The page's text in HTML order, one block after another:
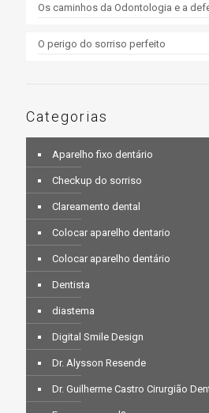
Os caminhos da Odontologia e a
O perigo do sorriso perfeito
Categorias
Aparelho fixo dentário
Checkup do sorriso
Clareamento dental
Colocar aparelho dentario
Colocar aparelho dentário
Dentista
diastema
Digital Smile Design
Dr. Alysson Resende
Dr. Guilherme Castro Cirurgião